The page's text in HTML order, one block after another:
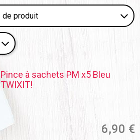
Pince à sachets PM x5 Bleu
TWIXIT!
6,90 €